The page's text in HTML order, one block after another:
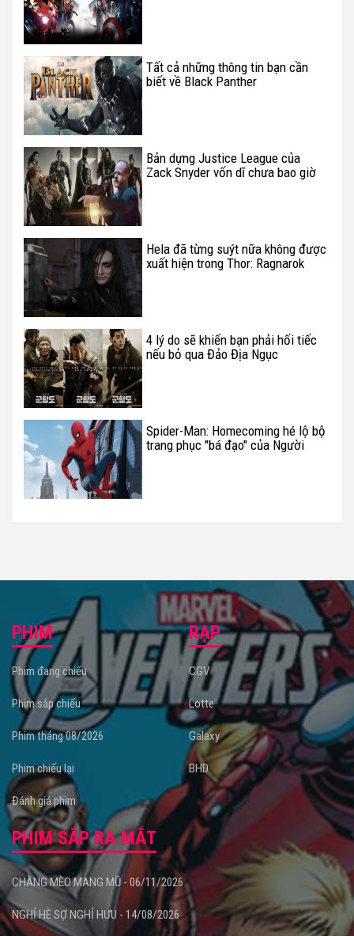
Tất cả những thông tin bạn cần
biết về Black Panther
Bản dựng Justice League của
Zack Snyder vốn dĩ chưa bao giờ
Hela đã từng suýt nữa không được
xuất hiện trong Thor: Ragnarok
4 lý do sẽ khiến bạn phải hối tiếc
nếu bỏ qua Đảo Địa Ngục
Spider-Man: Homecoming hé lộ bộ
trang phục "bá đạo" của Người
PHIM
Phim đang chiếu
Phim sắp chiếu
Phim tháng 08/2026
Phim chiếu lại
Đánh giá phim
RẠP
CGV
Lotte
Galaxy
BHD
PHIM SẮP RA MẮT
CHÀNG MÈO MANG MŨ - 06/11/2026
NGHỈ HÈ SỢ NGHỈ HƯU - 14/08/2026